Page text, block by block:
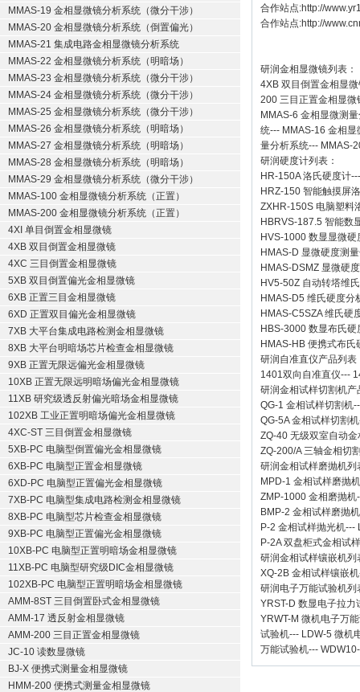
MMAS-19 金相显微镜分析系统（微分干涉）
MMAS-20 金相显微镜分析系统（倒置偏光）
MMAS-21 集成电路金相显微镜分析系统
MMAS-22 金相显微镜分析系统（明暗场）
MMAS-23 金相显微镜分析系统（微分干涉）
MMAS-24 金相显微镜分析系统（微分干涉）
MMAS-25 金相显微镜分析系统（微分干涉）
MMAS-26 金相显微镜分析系统（明暗场）
MMAS-27 金相显微镜分析系统（明暗场）
MMAS-28 金相显微镜分析系统（明暗场）
MMAS-29 金相显微镜分析系统（微分干涉）
MMAS-100 金相显微镜分析系统（正置）
MMAS-200 金相显微镜分析系统（正置）
4XI 单目倒置金相显微镜
4XB 双目倒置金相显微镜
4XC 三目倒置金相显微镜
5XB 双目倒置偏光金相显微镜
6XB 正置三目金相显微镜
6XD 正置双目偏光金相显微镜
7XB 大平台集成电路检测金相显微镜
8XB 大平台明暗场芯片检查金相显微镜
9XB 正置无限远偏光金相显微镜
10XB 正置无限远明暗场偏光金相显微镜
11XB 研究级透反射偏光暗场金相显微镜
102XB 工业正置明暗场偏光金相显微镜
4XC-ST 三目倒置金相显微镜
5XB-PC 电脑型倒置偏光金相显微镜
6XB-PC 电脑型正置金相显微镜
6XD-PC 电脑型正置偏光金相显微镜
7XB-PC 电脑型集成电路检测金相显微镜
8XB-PC 电脑型芯片检查金相显微镜
9XB-PC 电脑型正置偏光金相显微镜
10XB-PC 电脑型正置明暗场金相显微镜
11XB-PC 电脑型研究级DIC金相显微镜
102XB-PC 电脑型正置明暗场金相显微镜
AMM-8ST 三目倒置卧式金相显微镜
AMM-17 透反射金相显微镜
AMM-200 三目正置金相显微镜
JC-10 读数显微镜
BJ-X 便携式测量金相显微镜
HMM-200 便携式测量金相显微镜
合作站点:http://
合作站点:http://
研润金相显微镜列表：
4XB 双目倒置金相显
200 三目正置金相显微
MMAS-6 金相显微测
统--- MMAS-16 金相显
量分析系统--- MMAS-
研润硬度计列表：
HR-150A 洛氏硬度计
HRZ-150 智能触摸屏
ZXHR-150S 电脑塑料
HBRVS-187.5 智能数
HVS-1000 数显显微硬
HMAS-D 显微硬度测
HMAS-DSMZ 显微硬
HV5-50Z 自动转塔维
HMAS-D5 维氏硬度分
HMAS-C5SZA 维氏硬
HBS-3000 数显布氏硬
HMAS-HB 便携式布氏
研润自准直仪产品列表
1401双向自准直仪---
研润金相试样切割机产
QG-1 金相试样切割机
QG-5A 金相试样切割机
ZQ-40 无级双室自动金
ZQ-200/A 三轴金相切
研润金相试样磨抛机列
MPD-1 金相试样磨抛机
ZMP-1000 金相磨抛机
BMP-2 金相试样磨抛机
P-2 金相试样抛光机---
P-2A 双盘柜式金相试
研润金相试样镶嵌机列
XQ-2B 金相试样镶嵌机
研润电子万能试验机列
YRST-D 数显电子拉力
YRWT-M 微机电子万
试验机--- LDW-5 微机
万能试验机---